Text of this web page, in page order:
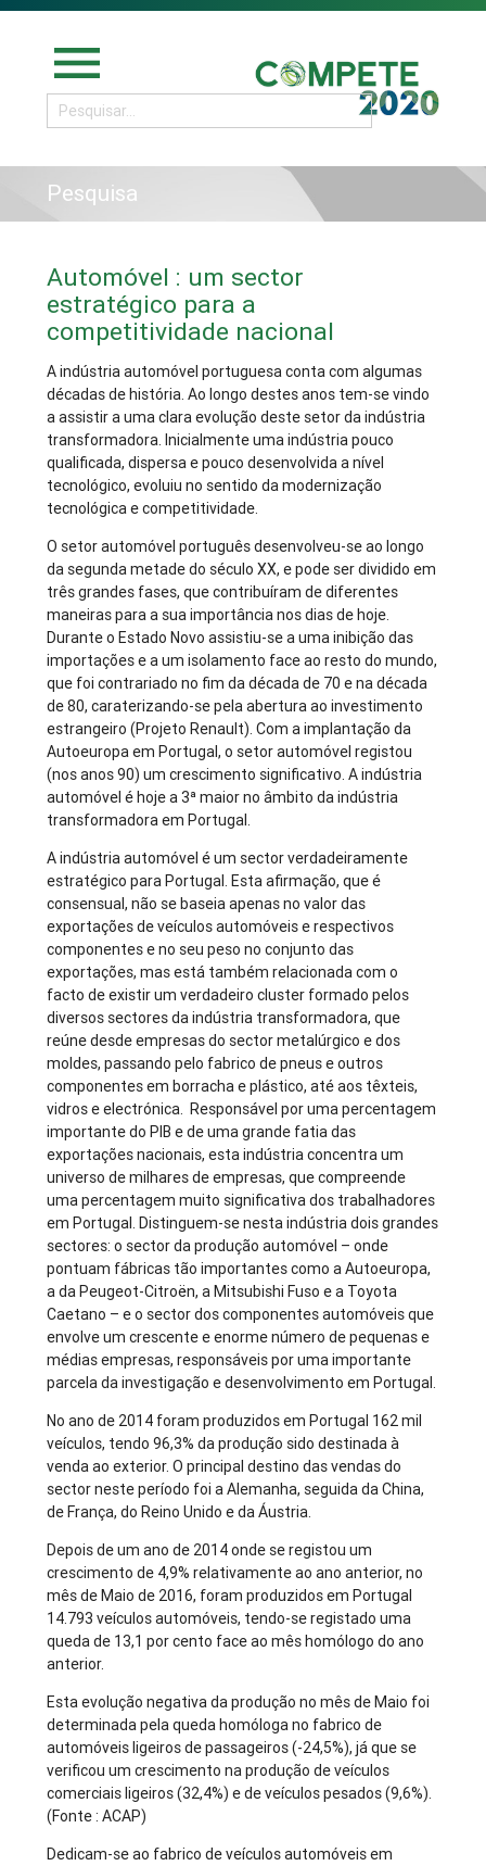
menu
Pesquisa
Automóvel : um sector
estratégico para a
competitividade nacional
A indústria automóvel portuguesa conta com algumas
décadas de história. Ao longo destes anos tem-se vindo
a assistir a uma clara evolução deste setor da indústria
transformadora. Inicialmente uma indústria pouco
qualificada, dispersa e pouco desenvolvida a nível
tecnológico, evoluiu no sentido da modernização
tecnológica e competitividade.
O setor automóvel português desenvolveu-se ao longo
da segunda metade do século XX, e pode ser dividido em
três grandes fases, que contribuíram de diferentes
maneiras para a sua importância nos dias de hoje.
Durante o Estado Novo assistiu-se a uma inibição das
importações e a um isolamento face ao resto do mundo,
que foi contrariado no fim da década de 70 e na década
de 80, caraterizando-se pela abertura ao investimento
estrangeiro (Projeto Renault). Com a implantação da
Autoeuropa em Portugal, o setor automóvel registou
(nos anos 90) um crescimento significativo. A indústria
automóvel é hoje a 3ª maior no âmbito da indústria
transformadora em Portugal.
A indústria automóvel é um sector verdadeiramente
estratégico para Portugal. Esta afirmação, que é
consensual, não se baseia apenas no valor das
exportações de veículos automóveis e respectivos
componentes e no seu peso no conjunto das
exportações, mas está também relacionada com o
facto de existir um verdadeiro cluster formado pelos
diversos sectores da indústria transformadora, que
reúne desde empresas do sector metalúrgico e dos
moldes, passando pelo fabrico de pneus e outros
componentes em borracha e plástico, até aos têxteis,
vidros e electrónica. Responsável por uma percentagem
importante do PIB e de uma grande fatia das
exportações nacionais, esta indústria concentra um
universo de milhares de empresas, que compreende
uma percentagem muito significativa dos trabalhadores
em Portugal. Distinguem-se nesta indústria dois grandes
sectores: o sector da produção automóvel – onde
pontuam fábricas tão importantes como a Autoeuropa,
a da Peugeot-Citroën, a Mitsubishi Fuso e a Toyota
Caetano – e o sector dos componentes automóveis que
envolve um crescente e enorme número de pequenas e
médias empresas, responsáveis por uma importante
parcela da investigação e desenvolvimento em Portugal.
No ano de 2014 foram produzidos em Portugal 162 mil
veículos, tendo 96,3% da produção sido destinada à
venda ao exterior. O principal destino das vendas do
sector neste período foi a Alemanha, seguida da China,
de França, do Reino Unido e da Áustria.
Depois de um ano de 2014 onde se registou um
crescimento de 4,9% relativamente ao ano anterior, no
mês de Maio de 2016, foram produzidos em Portugal
14.793 veículos automóveis, tendo-se registado uma
queda de 13,1 por cento face ao mês homólogo do ano
anterior.
Esta evolução negativa da produção no mês de Maio foi
determinada pela queda homóloga no fabrico de
automóveis ligeiros de passageiros (-24,5%), já que se
verificou um crescimento na produção de veículos
comerciais ligeiros (32,4%) e de veículos pesados (9,6%).
(Fonte : ACAP)
Dedicam-se ao fabrico de veículos automóveis em